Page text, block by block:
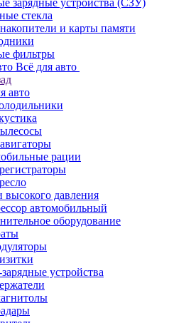
зарядные устройства (СЗУ)
стекла
и карты памяти
фильтры
Всё для авто
авто
рации
давления
автомобильный
оборудование
устройства